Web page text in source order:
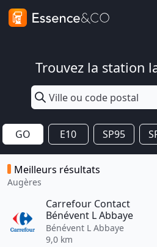
Trouvez la station
GO E10 SP95
Meilleurs résultats
Augères
Carrefour Contact
Bénévent L Abbaye
Bénévent L Abbaye
9,0 km